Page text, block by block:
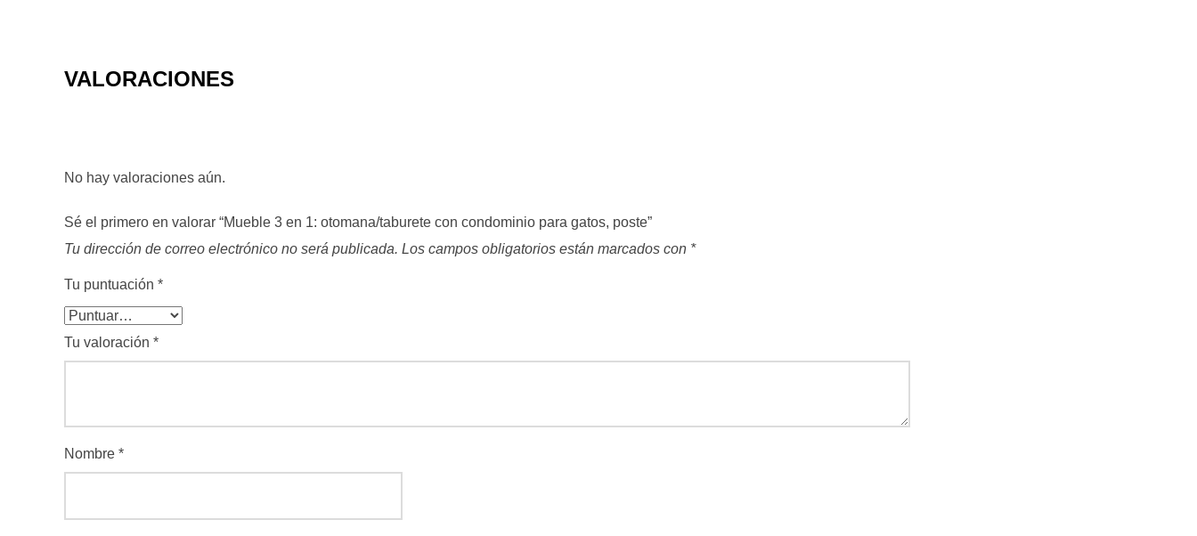
VALORACIONES
No hay valoraciones aún.
Sé el primero en valorar “Mueble 3 en 1: otomana/taburete con condominio para gatos, poste”
Tu dirección de correo electrónico no será publicada. Los campos obligatorios están marcados con *
Tu puntuación *
Tu valoración *
Nombre *